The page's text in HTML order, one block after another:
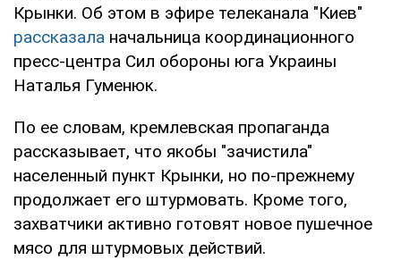
Крынки. Об этом в эфире телеканала "Киев"
рассказала начальница координационного
пресс-центра Сил обороны юга Украины
Наталья Гуменюк.
По ее словам, кремлевская пропаганда
рассказывает, что якобы "зачистила"
населенный пункт Крынки, но по-прежнему
продолжает его штурмовать. Кроме того,
захватчики активно готовят новое пушечное
мясо для штурмовых действий.